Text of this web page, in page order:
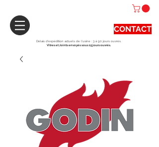
CONTACT
Délais d'expédition actuels de l'usine : 3 à 90 jours ouvrés.
Vitres et Joints envoyés sous 15 jours ouvrés.